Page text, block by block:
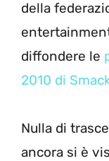
della
diffondere le
2010 di
Nulla di
ancora si è